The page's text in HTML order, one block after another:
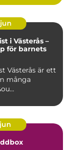
jun
i Västerås –
för barnets
Västerås är ett
många
jun